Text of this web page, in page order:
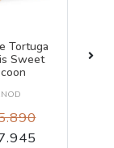
Tortuga
Sweet